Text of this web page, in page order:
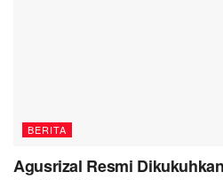
BERITA
Agusrizal Resmi